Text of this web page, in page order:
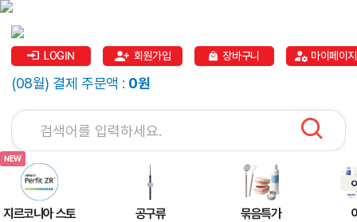
LOGIN 회원가입 장바구니 마이페이지
(08월) 결제 주문액 : 0원
지르코니아 스토
공구류 묶음특가